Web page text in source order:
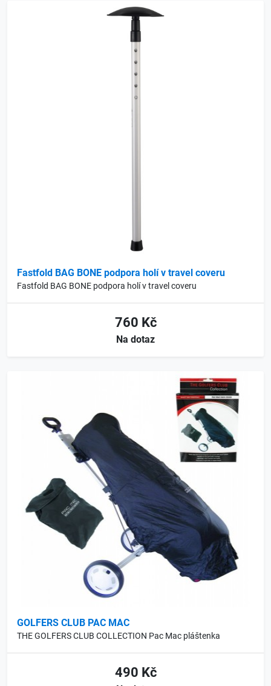
Fastfold BAG BONE podpora holí v travel coveru
Fastfold BAG BONE podpora holí v travel coveru
760 Kč
Na dotaz
GOLFERS CLUB PAC MAC
THE GOLFERS CLUB COLLECTION Pac Mac pláštenka
490 Kč